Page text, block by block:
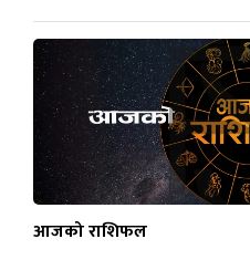
आजको राशिफल